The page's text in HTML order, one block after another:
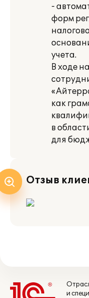
-
форм
учета.
В ходе
как
в
для
Отзыв
и